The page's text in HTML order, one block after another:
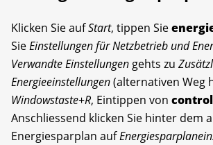
Klicken Sie aufStart, tippen Sie
SieEinstellungen für Netzbetrieb und
Verwandte Einstellungen gehts zu
Energieeinstellungen(alternativen Weg
Windowstaste+R, Eintippen von
Anschliessend klicken Sie hinter dem
Energiesparplan auf